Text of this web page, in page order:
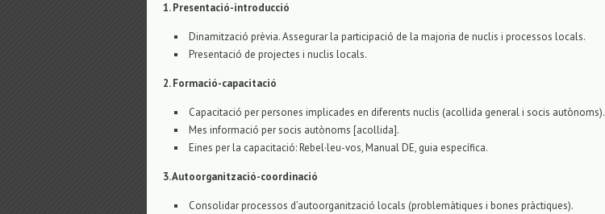
1. Presentació-introducció
Dinamització prèvia. Assegurar la participació de la majoria de nuclis i processos locals.
Presentació de projectes i nuclis locals.
2. Formació-capacitació
Capacitació per persones implicades en diferents nuclis (acollida general i socis autònoms).
Mes informació per socis autònoms [acollida].
Eines per la capacitació: Rebel·leu-vos, Manual DE, guia específica.
3. Autoorganització-coordinació
Consolidar processos d’autoorganització locals (problemàtiques i bones pràctiques).